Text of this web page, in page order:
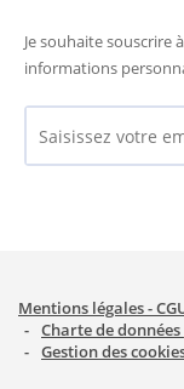
Je souhaite souscrire
informations
Mentions légales -
Charte de
Gestion des